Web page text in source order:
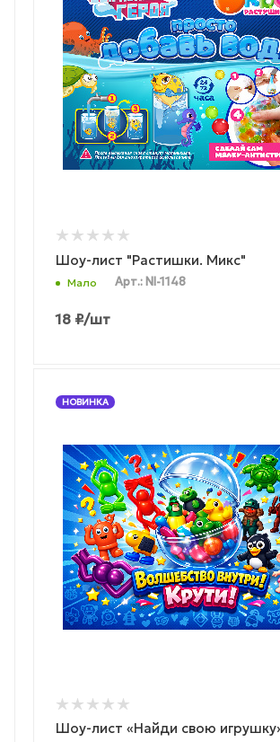
Шоу-лист "Растишки. Микс"
Мало Арт.: NI-1148
18 ₽/шт
НОВИНКА
Шоу-лист «Найди свою